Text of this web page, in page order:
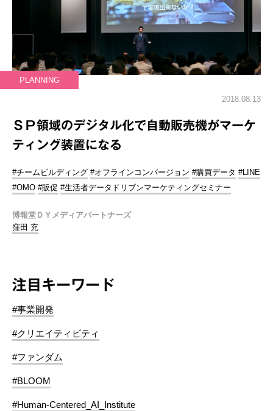
PLANNING
2018.08.13
ＳＰ領域のデジタル化で自動販売機がマーケ
ティング装置になる
#チームビルディング #オフラインコンバージョン #購買データ #LINE
#OMO #販促 #生活者データドリブンマーケティングセミナー
博報堂ＤＹメディアパートナーズ
窪田 充
注目キーワード
#事業開発
#クリエイティビティ
#ファンダム
#BLOOM
#Human-Centered_AI_Institute